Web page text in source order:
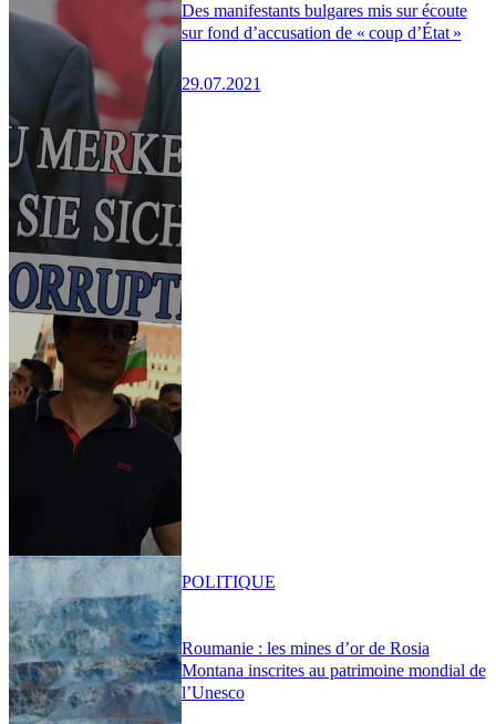
Des manifestants bulgares mis sur écoute
sur fond d’accusation de « coup d’État »
29.07.2021
Roumanie : les mines d’or de Rosia
Montana inscrites au patrimoine mondial de
l’Unesco
POLITIQUE